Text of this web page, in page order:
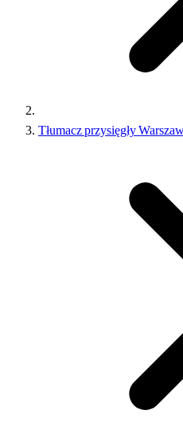
Tłumacz przysięgły